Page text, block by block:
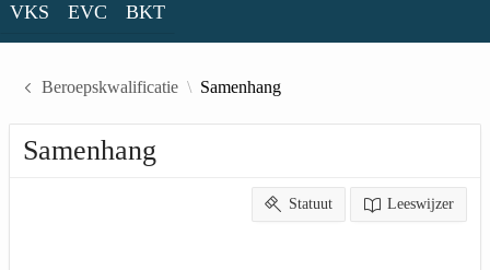
VKS EVC BKT
Beroepskwalificatie Samenhang
Samenhang
Statuut Leeswijzer